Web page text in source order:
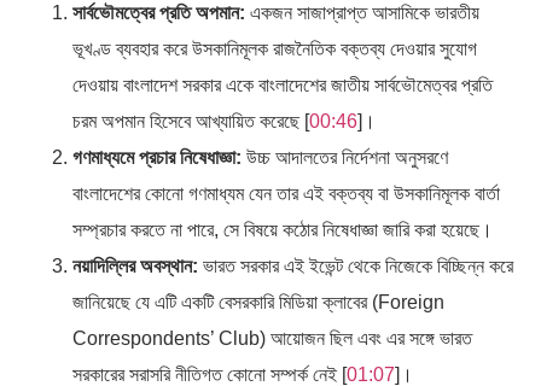
সার্বভৌমত্বের প্রতি অপমান: একজন সাজাপ্রাপ্ত আসামিকে ভারতীয়
ভূখণ্ড ব্যবহার করে উসকানিমূলক রাজনৈতিক বক্তব্য দেওয়ার সুযোগ
দেওয়ায় বাংলাদেশ সরকার একে বাংলাদেশের জাতীয় সার্বভৌমেত্বর প্রতি
চরম অপমান হিসেবে আখ্যায়িত করেছে [00:46]।
গণমাধ্যমে প্রচার নিষেধাজ্ঞা: উচ্চ আদালতের নির্দেশনা অনুসরণে
বাংলাদেশের কোনো গণমাধ্যম যেন তার এই বক্তব্য বা উসকানিমূলক বার্তা
সম্প্রচার করতে না পারে, সে বিষয়ে কঠোর নিষেধাজ্ঞা জারি করা হয়েছে।
নয়াদিল্লির অবস্থান: ভারত সরকার এই ইভেন্ট থেকে নিজেকে বিচ্ছিন্ন করে
জানিয়েছে যে এটি একটি বেসরকারি মিডিয়া ক্লাবের (Foreign
Correspondents’ Club) আয়োজন ছিল এবং এর সঙ্গে ভারত
সরকারের সরাসরি নীতিগত কোনো সম্পর্ক নেই [01:07]।